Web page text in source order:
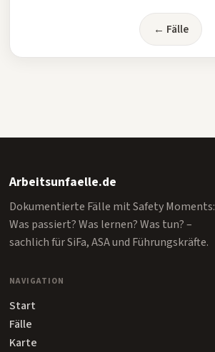
← Fälle
Arbeitsunfaelle.de
Dokumentierte Fälle mit Safety Moments:
Was passiert? Was lernen? Was tun? –
sachlich für SiFa, ASA und Führungskräfte.
NAVIGATION
Start
Fälle
Karte